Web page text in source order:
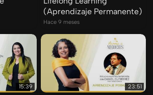
(Aprendizaje Permanente)
Hace 9 meses
15:39 23:51